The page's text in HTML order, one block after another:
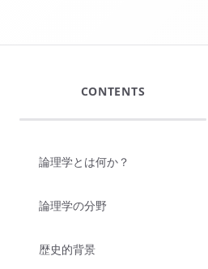
CONTENTS
論理学とは何か？
論理学の分野
歴史的背景